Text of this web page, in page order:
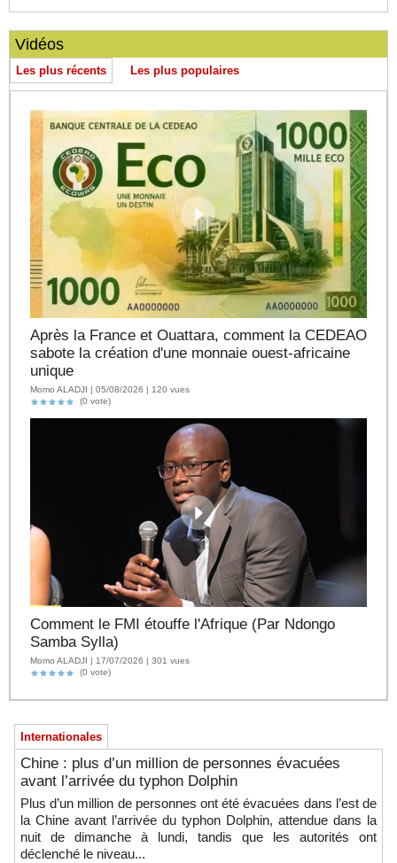
Vidéos
Les plus récents Les plus populaires
Après la France et Ouattara, comment la CEDEAO
sabote la création d'une monnaie ouest-africaine
unique
Momo ALADJI | 05/08/2026 | 120 vues
(0 vote)
Comment le FMI étouffe l'Afrique (Par Ndongo
Samba Sylla)
Momo ALADJI | 17/07/2026 | 301 vues
(0 vote)
Internationales
Chine : plus d’un million de personnes évacuées
avant l’arrivée du typhon Dolphin
Plus d’un million de personnes ont été évacuées dans l’est de
la Chine avant l’arrivée du typhon Dolphin, attendue dans la
nuit de dimanche à lundi, tandis que les autorités ont
déclenché le niveau...